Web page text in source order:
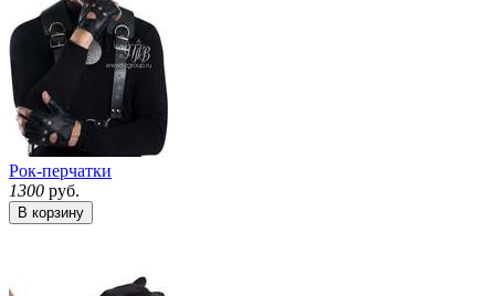
Рок-перчатки
1300 руб.
В корзину